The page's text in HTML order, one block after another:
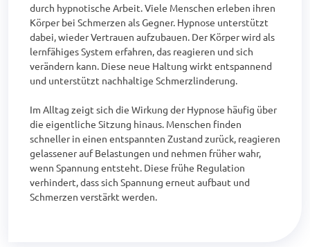
durch hypnotische Arbeit. Viele Menschen erleben ihren
Körper bei Schmerzen als Gegner. Hypnose unterstützt
dabei, wieder Vertrauen aufzubauen. Der Körper wird als
lernfähiges System erfahren, das reagieren und sich
verändern kann. Diese neue Haltung wirkt entspannend
und unterstützt nachhaltige Schmerzlinderung.
Im Alltag zeigt sich die Wirkung der Hypnose häufig über
die eigentliche Sitzung hinaus. Menschen finden
schneller in einen entspannten Zustand zurück, reagieren
gelassener auf Belastungen und nehmen früher wahr,
wenn Spannung entsteht. Diese frühe Regulation
verhindert, dass sich Spannung erneut aufbaut und
Schmerzen verstärkt werden.